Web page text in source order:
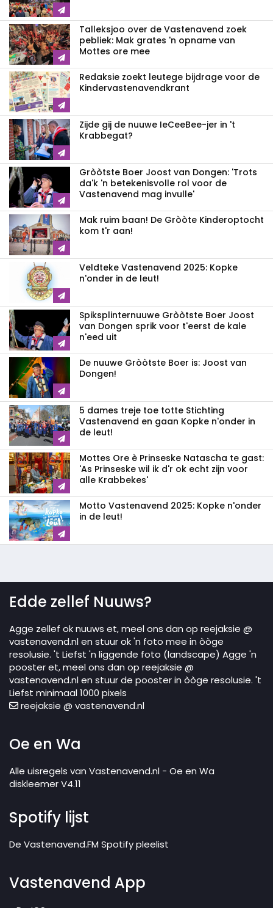
Talleksjoo over de Vastenavend zoek
pebliek: Mak grates 'n opname van
Mottes ore mee
Redaksie zoekt leutege bijdrage voor de
Kindervastenavendkrant
Zijde gij de nuuwe IeCeeBee-jer in 't
Krabbegat?
Gròòtste Boer Joost van Dongen: 'Trots
da'k 'n betekenisvolle rol voor de
Vastenavend mag invulle'
Mak ruim baan! De Gròòte Kinderoptocht
kom t'r aan!
Veldteke Vastenavend 2025: Kopke
n'onder in de leut!
Spiksplinternuuwe Gròòtste Boer Joost
van Dongen sprik voor t'eerst de kale
n'eed uit
De nuuwe Gròòtste Boer is: Joost van
Dongen!
5 dames treje toe totte Stichting
Vastenavend en gaan Kopke n'onder in
de leut!
Mottes Ore è Prinseske Natascha te gast:
'As Prinseske wil ik d'r ok echt zijn voor
alle Krabbekes'
Motto Vastenavend 2025: Kopke n'onder
in de leut!
Edde zellef Nuuws?
Agge zellef ok nuuws et, meel ons dan op reejaksie @
vastenavend.nl en stuur ok 'n foto mee in òòge
resolusie. 't Liefst 'n liggende foto (landscape) Agge 'n
pooster et, meel ons dan op reejaksie @
vastenavend.nl en stuur de pooster in òòge resolusie. 't
Liefst minimaal 1000 pixels
reejaksie @ vastenavend.nl
Oe en Wa
Alle uisregels van Vastenavend.nl - Oe en Wa
diskleemer V4.11
Spotify lijst
De Vastenavend.FM Spotify pleelist
Vastenavend App